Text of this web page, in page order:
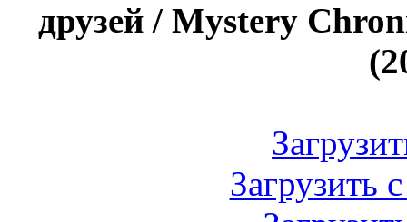
друзей / Mystery
Загрузить